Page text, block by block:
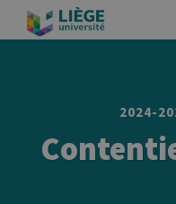
2024-